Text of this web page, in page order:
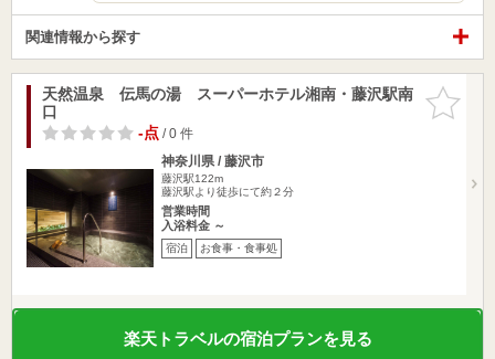
関連情報から探す
お気に入
りに追加
天然温泉 伝馬の湯 スーパーホテル湘南・藤沢駅南
口
-点/ 0 件
神奈川県 / 藤沢市
藤沢駅122m
藤沢駅より徒歩にて約２分
営業時間
入浴料金 ～
宿泊 お食事・食事処
楽天トラベルの宿泊プランを見る